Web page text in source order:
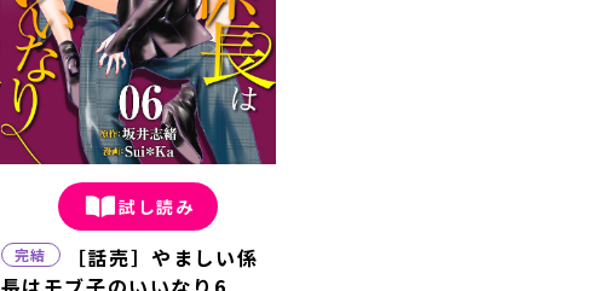
試し読み
完結
［話売］やましい係